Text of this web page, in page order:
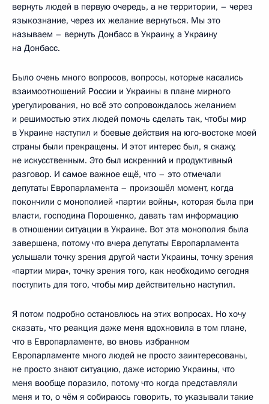
вернуть людей в первую очередь, а не территории, – через
языкознание, через их желание вернуться. Мы это
называем – вернуть Донбасс в Украину, а Украину
на Донбасс.
Было очень много вопросов, вопросы, которые касались
взаимоотношений России и Украины в плане мирного
урегулирования, но всё это сопровождалось желанием
и решимостью этих людей помочь сделать так, чтобы мир
в Украине наступил и боевые действия на юго-востоке моей
страны были прекращены. И этот интерес был, я скажу,
не искусственным. Это был искренний и продуктивный
разговор. И самое важное ещё, что – это отмечали
депутаты Европарламента – произошёл момент, когда
покончили с монополией «партии войны», которая была при
власти, господина Порошенко, давать там информацию
в отношении ситуации в Украине. Вот эта монополия была
завершена, потому что вчера депутаты Европарламента
услышали точку зрения другой части Украины, точку зрения
«партии мира», точку зрения того, как необходимо сегодня
поступить для того, чтобы мир действительно наступил.
Я потом подробно остановлюсь на этих вопросах. Но хочу
сказать, что реакция даже меня вдохновила в том плане,
что в Европарламенте, во вновь избранном
Европарламенте много людей не просто заинтересованы,
не просто знают ситуацию, даже историю Украины, что
меня вообще поразило, потому что когда представляли
меня и то, о чём я собираюсь говорить, то указывали такие